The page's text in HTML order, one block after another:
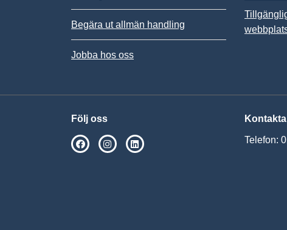
Begära ut allmän handling
Jobba hos oss
Följ oss
SPSM på Facebook
SPSM på Instagram Telefon: